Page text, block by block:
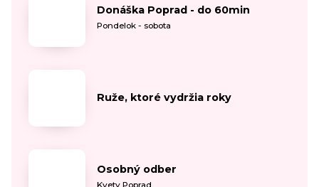
Donáška Poprad - do 60min
Pondelok - sobota
Ruže, ktoré vydržia roky
Osobný odber
Kvety Poprad